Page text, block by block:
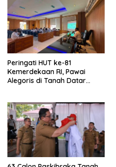
Peringati HUT ke-81
Kemerdekaan RI, Pawai
Alegoris di Tanah Datar